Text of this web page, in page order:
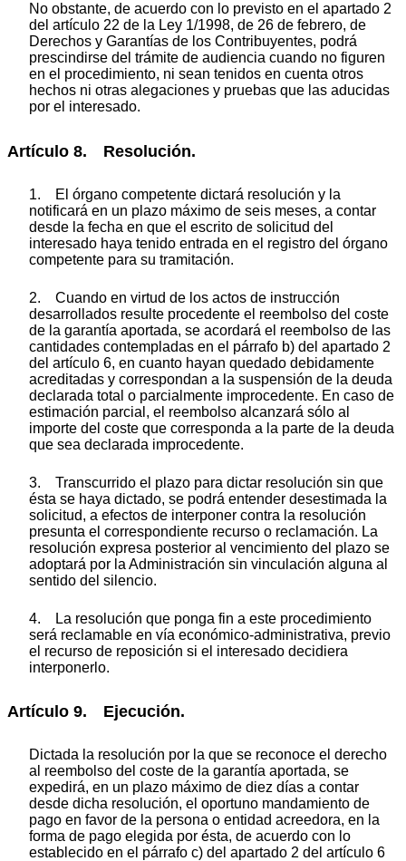
No obstante, de acuerdo con lo previsto en el apartado 2
del artículo 22 de la Ley 1/1998, de 26 de febrero, de
Derechos y Garantías de los Contribuyentes, podrá
prescindirse del trámite de audiencia cuando no figuren
en el procedimiento, ni sean tenidos en cuenta otros
hechos ni otras alegaciones y pruebas que las aducidas
por el interesado.
Artículo 8. Resolución.
1. El órgano competente dictará resolución y la
notificará en un plazo máximo de seis meses, a contar
desde la fecha en que el escrito de solicitud del
interesado haya tenido entrada en el registro del órgano
competente para su tramitación.
2. Cuando en virtud de los actos de instrucción
desarrollados resulte procedente el reembolso del coste
de la garantía aportada, se acordará el reembolso de las
cantidades contempladas en el párrafo b) del apartado 2
del artículo 6, en cuanto hayan quedado debidamente
acreditadas y correspondan a la suspensión de la deuda
declarada total o parcialmente improcedente. En caso de
estimación parcial, el reembolso alcanzará sólo al
importe del coste que corresponda a la parte de la deuda
que sea declarada improcedente.
3. Transcurrido el plazo para dictar resolución sin que
ésta se haya dictado, se podrá entender desestimada la
solicitud, a efectos de interponer contra la resolución
presunta el correspondiente recurso o reclamación. La
resolución expresa posterior al vencimiento del plazo se
adoptará por la Administración sin vinculación alguna al
sentido del silencio.
4. La resolución que ponga fin a este procedimiento
será reclamable en vía económico-administrativa, previo
el recurso de reposición si el interesado decidiera
interponerlo.
Artículo 9. Ejecución.
Dictada la resolución por la que se reconoce el derecho
al reembolso del coste de la garantía aportada, se
expedirá, en un plazo máximo de diez días a contar
desde dicha resolución, el oportuno mandamiento de
pago en favor de la persona o entidad acreedora, en la
forma de pago elegida por ésta, de acuerdo con lo
establecido en el párrafo c) del apartado 2 del artículo 6